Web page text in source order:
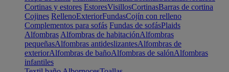
Cortinas y estores EstoresVisillosCortinasBarras de cortina
Cojines RellenoExteriorFundasCojín con relleno
Complementos para sofás Fundas de sofásPlaids
Alfombras Alfombras de habitaciónAlfombras
pequeñasAlfombras antideslizantesAlfombras de
exteriorAlfombras de bañoAlfombras de salónAlfombras
infantiles